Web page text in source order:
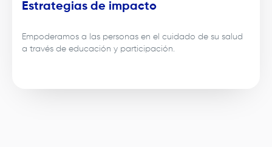
Estrategias de impacto
Empoderamos a las personas en el cuidado de su salud
a través de educación y participación.